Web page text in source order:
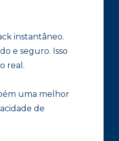
instantâneo.
e seguro. Isso
real.
uma melhor
de